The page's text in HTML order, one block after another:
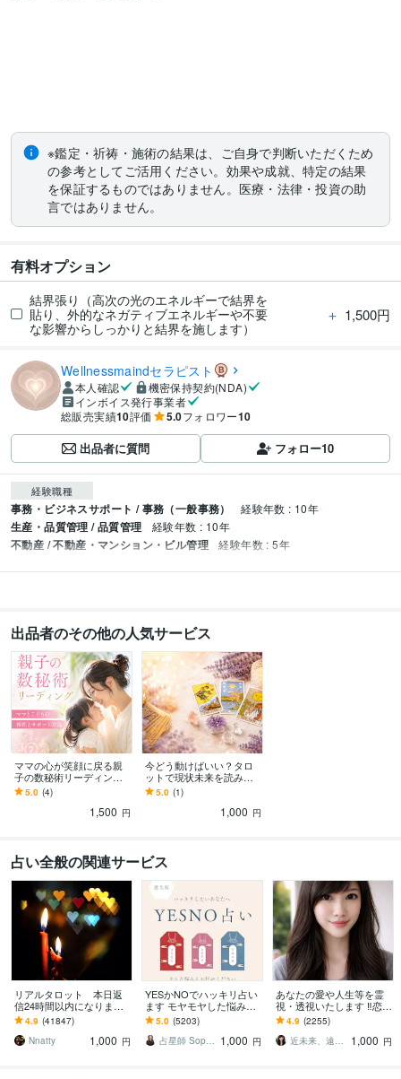
※鑑定・祈祷・施術の結果は、ご自身で判断いただくため
の参考としてご活用ください。効果や成就、特定の結果
を保証するものではありません。医療・法律・投資の助
言ではありません。
有料オプション
結界張り（高次の光のエネルギーで結界を
貼り、外的なネガティブエネルギーや不要
な影響からしっかりと結界を施します）
＋ 1,500円
Wellnessmaindセラピスト
本人確認
機密保持契約(NDA)
インボイス発行事業者
総販売実績10評価 5.0フォロワー10
出品者に質問 フォロー10
経験職種
事務・ビジネスサポート / 事務（一般事務） 経験年数 : 10年
生産・品質管理 / 品質管理 経験年数 : 10年
不動産 / 不動産・マンション・ビル管理 経験年数 : 5年
出品者のその他の人気サービス
ママの心が笑顔に戻る親
子の数秘術リーディング
します 子育てに悩むマ
マ】親子の才能と相性が
分かる数秘でイライラ軽
5.0 (4)
1,500 円
今どう動けばいい？タロ
ットで現状未来を読み解
きます 恋愛・仕事・人間
関係の迷いに。次の一歩
を具体的にお伝えします
5.0 (1)
1,000 円
占い全般の関連サービス
リアルタロット 本日返
信24時間以内になります
❤︎タイトルをご確認くださ
い❤︎
4.9 (41847)
Nnatty
1,000 円
YESかNOでハッキリ占い
ます モヤモヤした悩みを
ハッキリ答えを出したい
方へ
5.0 (5203)
占星師 Sophia 1,000 円
あなたの愛や人生等を霊
視・透視いたします ‼️恋
愛、複雑な恋愛、仕事、
人間関係/上げ下げ鑑定無
し‼️
4.9 (2255)
近未来、遠未来を霊透視！！占い師 紗理奈
1,000 円